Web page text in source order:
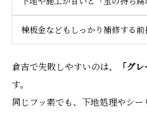
棟板金などもしっかり補修する前
倉吉で失敗しやすいのは、 「グ
す。
同じフッ素でも、下地処理やシ